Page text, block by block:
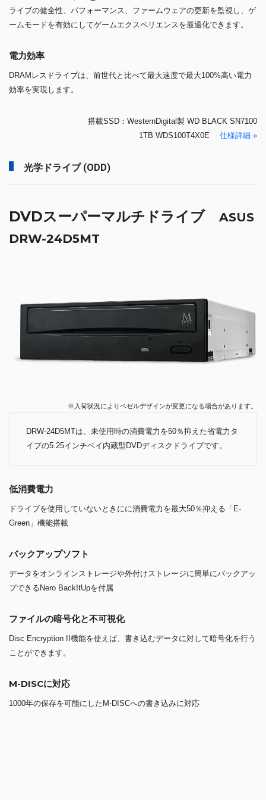
ライブの健全性、パフォーマンス、ファームウェアの更新を監視し、ゲ
ームモードを有効にしてゲームエクスペリエンスを最適化できます。
電力効率
DRAMレスドライブは、前世代と比べて最大速度で最大100%高い電力
効率を実現します。
搭載SSD：WesternDigital製 WD BLACK SN7100
1TB WDS100T4X0E 仕様詳細 »
光学ドライブ (ODD)
DVDスーパーマルチドライブ ASUS
DRW-24D5MT
※入荷状況によりベゼルデザインが変更になる場合があります。
DRW-24D5MTは、未使用時の消費電力を50％抑えた省電力タ
イプの5.25インチベイ内蔵型DVDディスクドライブです。
低消費電力
ドライブを使用していないときにに消費電力を最大50％抑える「E-
Green」機能搭載
バックアップソフト
データをオンラインストレージや外付けストレージに簡単にバックアッ
プできるNero BackItUpを付属
ファイルの暗号化と不可視化
Disc Encryption II機能を使えば、書き込むデータに対して暗号化を行う
ことができます。
M-DISCに対応
1000年の保存を可能にしたM-DISCへの書き込みに対応